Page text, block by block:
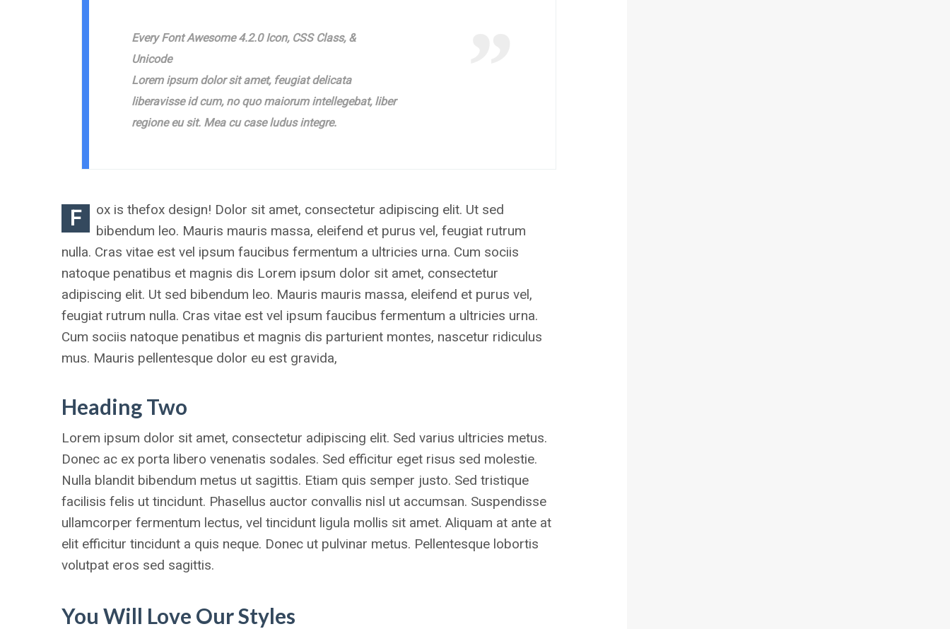
Every Font Awesome 4.2.0 Icon, CSS Class, &
Unicode
Lorem ipsum dolor sit amet, feugiat delicata
liberavisse id cum, no quo maiorum intellegebat, liber
regione eu sit. Mea cu case ludus integre.
F
ox is thefox design! Dolor sit amet, consectetur adipiscing elit. Ut sed
bibendum leo. Mauris mauris massa, eleifend et purus vel, feugiat rutrum
nulla. Cras vitae est vel ipsum faucibus fermentum a ultricies urna. Cum sociis
natoque penatibus et magnis dis Lorem ipsum dolor sit amet, consectetur
adipiscing elit. Ut sed bibendum leo. Mauris mauris massa, eleifend et purus vel,
feugiat rutrum nulla. Cras vitae est vel ipsum faucibus fermentum a ultricies urna.
Cum sociis natoque penatibus et magnis dis parturient montes, nascetur ridiculus
mus. Mauris pellentesque dolor eu est gravida,
Heading Two
Lorem ipsum dolor sit amet, consectetur adipiscing elit. Sed varius ultricies metus.
Donec ac ex porta libero venenatis sodales. Sed efficitur eget risus sed molestie.
Nulla blandit bibendum metus ut sagittis. Etiam quis semper justo. Sed tristique
facilisis felis ut tincidunt. Phasellus auctor convallis nisl ut accumsan. Suspendisse
ullamcorper fermentum lectus, vel tincidunt ligula mollis sit amet. Aliquam at ante at
elit efficitur tincidunt a quis neque. Donec ut pulvinar metus. Pellentesque lobortis
volutpat eros sed sagittis.
You Will Love Our Styles